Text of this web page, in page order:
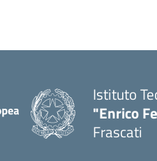
Istituto
"Enrico
Frascati